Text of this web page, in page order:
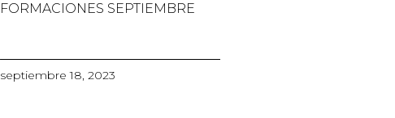
FORMACIONES SEPTIEMBRE
septiembre 18, 2023